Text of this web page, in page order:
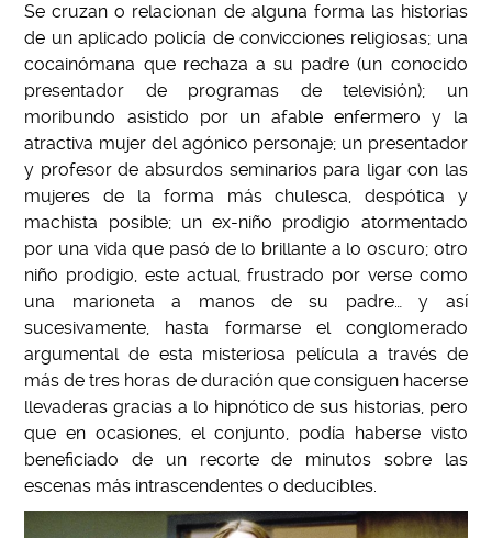
Se cruzan o relacionan de alguna forma las historias
de un aplicado policía de convicciones religiosas; una
cocainómana que rechaza a su padre (un conocido
presentador de programas de televisión); un
moribundo asistido por un afable enfermero y la
atractiva mujer del agónico personaje; un presentador
y profesor de absurdos seminarios para ligar con las
mujeres de la forma más chulesca, despótica y
machista posible; un ex-niño prodigio atormentado
por una vida que pasó de lo brillante a lo oscuro; otro
niño prodigio, este actual, frustrado por verse como
una marioneta a manos de su padre… y así
sucesivamente, hasta formarse el conglomerado
argumental de esta misteriosa película a través de
más de tres horas de duración que consiguen hacerse
llevaderas gracias a lo hipnótico de sus historias, pero
que en ocasiones, el conjunto, podía haberse visto
beneficiado de un recorte de minutos sobre las
escenas más intrascendentes o deducibles.